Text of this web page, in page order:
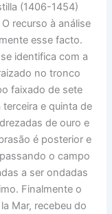
(1406-1454)
recurso à análise
esse facto.
identifica com a
no tronco
faixado de sete
terceira e quinta de
de ouro e
é posterior e
o campo
a ser ondadas
Finalmente o
Mar, recebeu do